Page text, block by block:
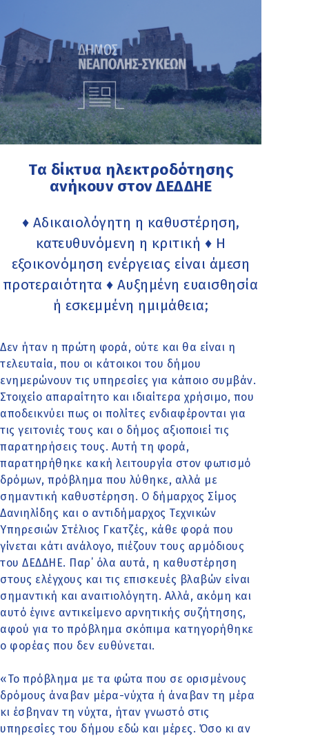
Τα δίκτυα ηλεκτροδότησης
ανήκουν στον ΔΕΔΔΗΕ
♦ Αδικαιολόγητη η καθυστέρηση,
κατευθυνόμενη η κριτική ♦ Η
εξοικονόμηση ενέργειας είναι άμεση
προτεραιότητα ♦ Αυξημένη ευαισθησία
ή εσκεμμένη ημιμάθεια;
Δεν ήταν η πρώτη φορά, ούτε και θα είναι η
τελευταία, που οι κάτοικοι του δήμου
ενημερώνουν τις υπηρεσίες για κάποιο συμβάν.
Στοιχείο απαραίτητο και ιδιαίτερα χρήσιμο, που
αποδεικνύει πως οι πολίτες ενδιαφέρονται για
τις γειτονιές τους και ο δήμος αξιοποιεί τις
παρατηρήσεις τους. Αυτή τη φορά,
παρατηρήθηκε κακή λειτουργία στον φωτισμό
δρόμων, πρόβλημα που λύθηκε, αλλά με
σημαντική καθυστέρηση. Ο δήμαρχος Σίμος
Δανιηλίδης και ο αντιδήμαρχος Τεχνικών
Υπηρεσιών Στέλιος Γκατζές, κάθε φορά που
γίνεται κάτι ανάλογο, πιέζουν τους αρμόδιους
του ΔΕΔΔΗΕ. Παρ΄ όλα αυτά, η καθυστέρηση
στους ελέγχους και τις επισκευές βλαβών είναι
σημαντική και αναιτιολόγητη. Αλλά, ακόμη και
αυτό έγινε αντικείμενο αρνητικής συζήτησης,
αφού για το πρόβλημα σκόπιμα κατηγορήθηκε
ο φορέας που δεν ευθύνεται.
«Το πρόβλημα με τα φώτα που σε ορισμένους
δρόμους άναβαν μέρα-νύχτα ή άναβαν τη μέρα
κι έσβηναν τη νύχτα, ήταν γνωστό στις
υπηρεσίες του δήμου εδώ και μέρες. Όσο κι αν